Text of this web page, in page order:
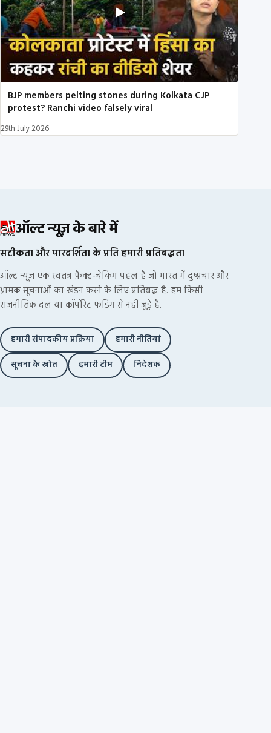
BJP members pelting stones during Kolkata CJP
protest? Ranchi video falsely viral
29th July 2026
ऑल्ट न्यूज़ के बारे में
सटीकता और पारदर्शिता के प्रति हमारी प्रतिबद्धता
ऑल्ट न्यूज़ एक स्वतंत्र फ़ैक्ट-चेकिंग पहल है जो भारत में दुष्प्रचार और
भ्रामक सूचनाओं का खंडन करने के लिए प्रतिबद्ध है. हम किसी
राजनीतिक दल या कॉर्पोरेट फंडिंग से नहीं जुड़े हैं.
हमारी संपादकीय प्रक्रिया
हमारी नीतियां
सूचना के स्रोत
हमारी टीम निदेशक